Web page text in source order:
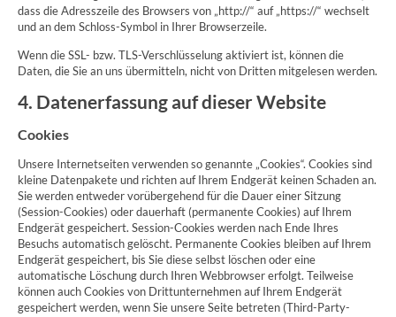
dass die Adresszeile des Browsers von „http://“ auf „https://“ wechselt
und an dem Schloss-Symbol in Ihrer Browserzeile.
Wenn die SSL- bzw. TLS-Verschlüsselung aktiviert ist, können die
Daten, die Sie an uns übermitteln, nicht von Dritten mitgelesen werden.
4. Datenerfassung auf dieser Website
Cookies
Unsere Internetseiten verwenden so genannte „Cookies“. Cookies sind
kleine Datenpakete und richten auf Ihrem Endgerät keinen Schaden an.
Sie werden entweder vorübergehend für die Dauer einer Sitzung
(Session-Cookies) oder dauerhaft (permanente Cookies) auf Ihrem
Endgerät gespeichert. Session-Cookies werden nach Ende Ihres
Besuchs automatisch gelöscht. Permanente Cookies bleiben auf Ihrem
Endgerät gespeichert, bis Sie diese selbst löschen oder eine
automatische Löschung durch Ihren Webbrowser erfolgt. Teilweise
können auch Cookies von Drittunternehmen auf Ihrem Endgerät
gespeichert werden, wenn Sie unsere Seite betreten (Third-Party-